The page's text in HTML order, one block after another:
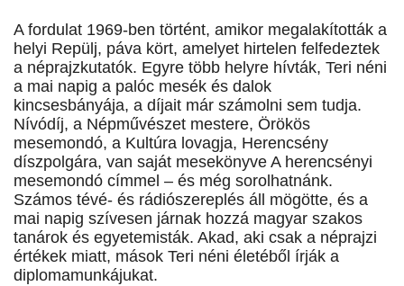
A fordulat 1969-ben történt, amikor megalakították a
helyi Repülj, páva kört, amelyet hirtelen felfedeztek
a néprajzkutatók. Egyre több helyre hívták, Teri néni
a mai napig a palóc mesék és dalok
kincsesbányája, a díjait már számolni sem tudja.
Nívódíj, a Népművészet mestere, Örökös
mesemondó, a Kultúra lovagja, Herencsény
díszpolgára, van saját mesekönyve A herencsényi
mesemondó címmel – és még sorolhatnánk.
Számos tévé- és rádiószereplés áll mögötte, és a
mai napig szívesen járnak hozzá magyar szakos
tanárok és egyetemisták. Akad, aki csak a néprajzi
értékek miatt, mások Teri néni életéből írják a
diplomamunkájukat.